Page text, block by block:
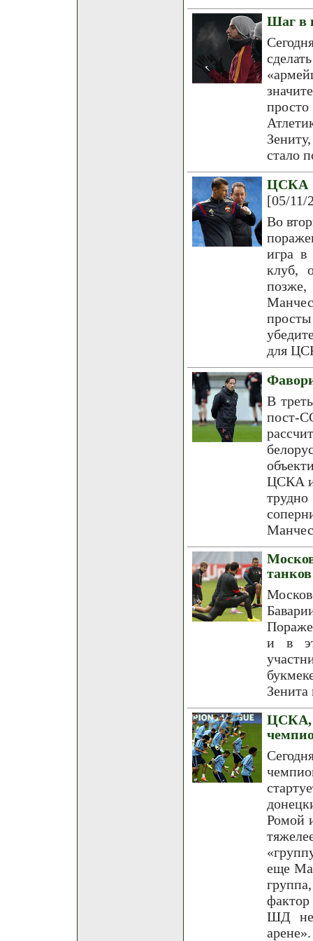
Шаг в
стало
ЦСКА
[05/11/
Во
игра в
клуб,
для
В
пост-
ЦСКА и
танков
и в
Ромой
еще
ШД не
арене».